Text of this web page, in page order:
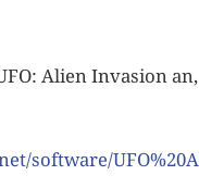
Alien Invasion
software/